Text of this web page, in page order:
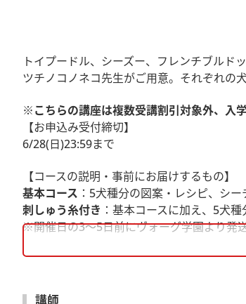
トイプードル、シーズー、フレンチブルド
ツチノコノネコ先生がご用意。それぞれの
※こちらの講座は複数受講割引対象外、入
【お申込み受付締切】
6/28(日)23:59まで
【コースの説明・事前にお届けするもの】
基本コース ：5犬種分の図案・レシピ、シ
刺しゅう糸付き ：基本コースに加え、5犬
※開催日の3～5日前にヴォーグ学園より発
【受講方法】
※受講生皆様は画面に映る事はありません。
講師